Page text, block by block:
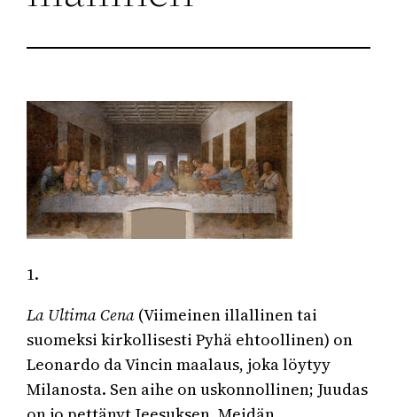
1.
La Ultima Cena (Viimeinen illallinen tai
suomeksi kirkollisesti Pyhä ehtoollinen) on
Leonardo da Vincin maalaus, joka löytyy
Milanosta. Sen aihe on uskonnollinen; Juudas